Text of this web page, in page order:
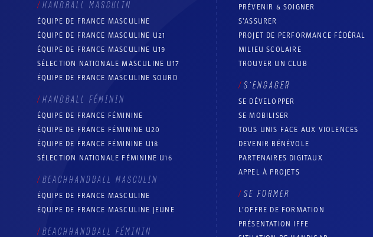
HANDBALL MASCULIN
ÉQUIPE DE FRANCE MASCULINE
ÉQUIPE DE FRANCE MASCULINE U21
ÉQUIPE DE FRANCE MASCULINE U19
SÉLECTION NATIONALE MASCULINE U17
ÉQUIPE DE FRANCE MASCULINE SOURD
HANDBALL FÉMININ
ÉQUIPE DE FRANCE FÉMININE
ÉQUIPE DE FRANCE FÉMININE U20
ÉQUIPE DE FRANCE FÉMININE U18
SÉLECTION NATIONALE FÉMININE U16
BEACHHANDBALL MASCULIN
ÉQUIPE DE FRANCE MASCULINE
ÉQUIPE DE FRANCE MASCULINE JEUNE
BEACHHANDBALL FÉMININ
PRÉVENIR & SOIGNER
S’ASSURER
PROJET DE PERFORMANCE FÉDÉRAL
MILIEU SCOLAIRE
TROUVER UN CLUB
S’ENGAGER
SE DÉVELOPPER
SE MOBILISER
TOUS UNIS FACE AUX VIOLENCES
DEVENIR BÉNÉVOLE
PARTENAIRES DIGITAUX
APPEL À PROJETS
SE FORMER
L’OFFRE DE FORMATION
PRÉSENTATION IFFE